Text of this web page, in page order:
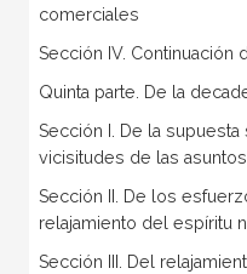
comerciales
Sección IV. Continuación
Quinta parte. De la
Sección I. De la
vicisitudes de las
Sección II. De los
relajamiento del espíritu
Sección III. Del